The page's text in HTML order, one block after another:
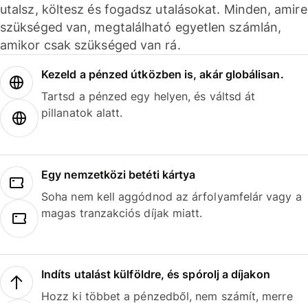
utalsz, költesz és fogadsz utalásokat. Minden, amire
szükséged van, megtalálható egyetlen számlán,
amikor csak szükséged van rá.
Kezeld a pénzed útközben is, akár globálisan.
Tartsd a pénzed egy helyen, és váltsd át
pillanatok alatt.
Egy nemzetközi betéti kártya
Soha nem kell aggódnod az árfolyamfelár vagy a
magas tranzakciós díjak miatt.
Indíts utalást külföldre, és spórolj a díjakon
Hozz ki többet a pénzedből, nem számít, merre